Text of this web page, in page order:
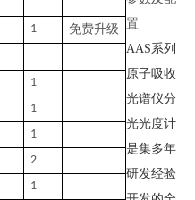
1
免费升级
1
1
1
2
1
置
AAS系列
原子吸收
光谱仪分
光光度计
是集多年
研发经验